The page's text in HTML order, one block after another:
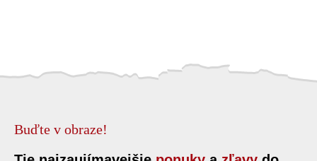
Buďte v obraze!